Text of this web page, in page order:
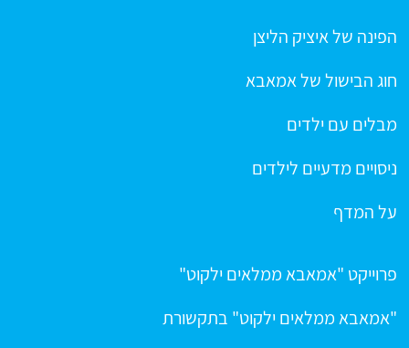
הפינה של איציק הליצן
חוג הבישול של אמאבא
מבלים עם ילדים
ניסויים מדעיים לילדים
על המדף
פרוייקט "אמאבא ממלאים ילקוט"
"אמאבא ממלאים ילקוט" בתקשורת